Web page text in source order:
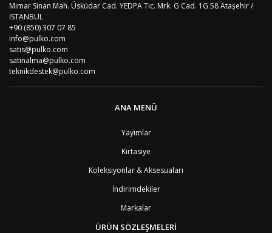
Mimar Sinan Mah. Üsküdar Cad. YEDPA Tic. Mrk. G Cad. 1G 58 Ataşehir /
İSTANBUL
+90 (850) 307 07 85
info@pulko.com
satis@pulko.com
satinalma@pulko.com
teknikdestek@pulko.com
ANA MENÜ
Yayımlar
Kırtasiye
Koleksiyonlar & Aksesuaları
İndirimdekiler
Markalar
ÜRÜN SÖZLEŞMELERİ